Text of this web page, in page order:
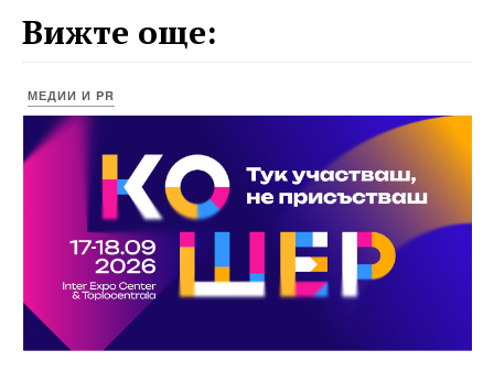
Вижте още:
МЕДИИ И PR